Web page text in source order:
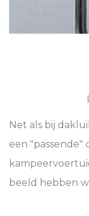
Net als bij
een "passende"
beeld hebben